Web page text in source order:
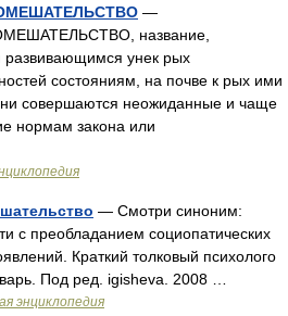
—
название,
развивающимся унек рых
состояниям, на почве к рых ими
совершаются неожиданные и чаще
нормам закона или
— Смотри синоним:
с преобладанием социопатических
Краткий толковый психолого
Под ред. igisheva. 2008 …
энциклопедия